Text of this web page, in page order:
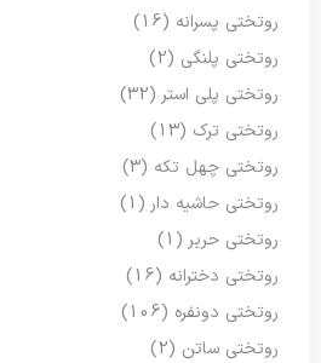
روتختی پسرانه (16)
روتختی پلنگی (2)
روتختی پلی استر (32)
روتختی ترک (13)
روتختی چهل تکه (3)
روتختی حاشیه دار (1)
روتختی حریر (1)
روتختی دخترانه (16)
روتختی دونفره (106)
روتختی ساتن (2)